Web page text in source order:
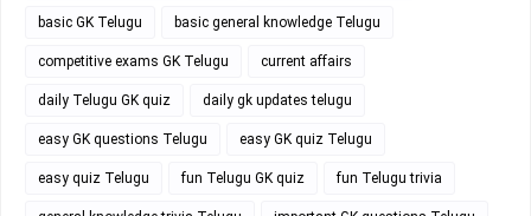
basic GK Telugu basic general knowledge Telugu
competitive exams GK Telugu current affairs
daily Telugu GK quiz daily gk updates telugu
easy GK questions Telugu easy GK quiz Telugu
easy quiz Telugu fun Telugu GK quiz fun Telugu trivia